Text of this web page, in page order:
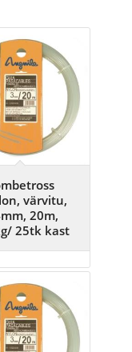
värvitu,
20m,
25tk kast